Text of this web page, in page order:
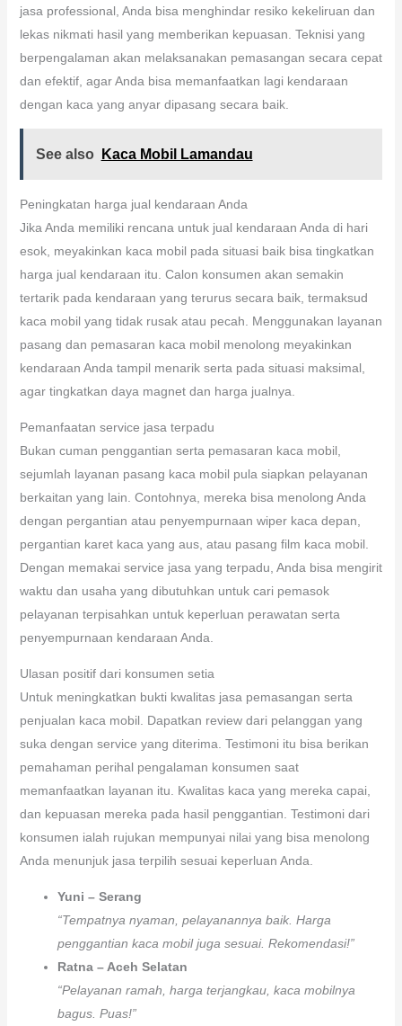
jasa professional, Anda bisa menghindar resiko kekeliruan dan
lekas nikmati hasil yang memberikan kepuasan. Teknisi yang
berpengalaman akan melaksanakan pemasangan secara cepat
dan efektif, agar Anda bisa memanfaatkan lagi kendaraan
dengan kaca yang anyar dipasang secara baik.
See also Kaca Mobil Lamandau
Peningkatan harga jual kendaraan Anda
Jika Anda memiliki rencana untuk jual kendaraan Anda di hari
esok, meyakinkan kaca mobil pada situasi baik bisa tingkatkan
harga jual kendaraan itu. Calon konsumen akan semakin
tertarik pada kendaraan yang terurus secara baik, termaksud
kaca mobil yang tidak rusak atau pecah. Menggunakan layanan
pasang dan pemasaran kaca mobil menolong meyakinkan
kendaraan Anda tampil menarik serta pada situasi maksimal,
agar tingkatkan daya magnet dan harga jualnya.
Pemanfaatan service jasa terpadu
Bukan cuman penggantian serta pemasaran kaca mobil,
sejumlah layanan pasang kaca mobil pula siapkan pelayanan
berkaitan yang lain. Contohnya, mereka bisa menolong Anda
dengan pergantian atau penyempurnaan wiper kaca depan,
pergantian karet kaca yang aus, atau pasang film kaca mobil.
Dengan memakai service jasa yang terpadu, Anda bisa mengirit
waktu dan usaha yang dibutuhkan untuk cari pemasok
pelayanan terpisahkan untuk keperluan perawatan serta
penyempurnaan kendaraan Anda.
Ulasan positif dari konsumen setia
Untuk meningkatkan bukti kwalitas jasa pemasangan serta
penjualan kaca mobil. Dapatkan review dari pelanggan yang
suka dengan service yang diterima. Testimoni itu bisa berikan
pemahaman perihal pengalaman konsumen saat
memanfaatkan layanan itu. Kwalitas kaca yang mereka capai,
dan kepuasan mereka pada hasil penggantian. Testimoni dari
konsumen ialah rujukan mempunyai nilai yang bisa menolong
Anda menunjuk jasa terpilih sesuai keperluan Anda.
Yuni – Serang
“Tempatnya nyaman, pelayanannya baik. Harga
penggantian kaca mobil juga sesuai. Rekomendasi!”
Ratna – Aceh Selatan
“Pelayanan ramah, harga terjangkau, kaca mobilnya
bagus. Puas!”